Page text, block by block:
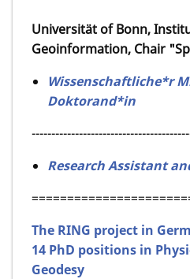
Universität of Bonn,
Geoinformation, Chair
Wissenschaftliche*r
Doktorand*in
Research Assistant
The RING project in
14 PhD positions in
Geodesy